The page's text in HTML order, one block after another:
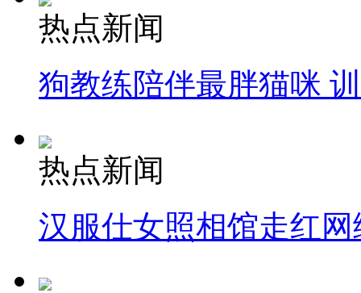
热点新闻
狗教练陪伴最胖猫咪
热点新闻
汉服仕女照相馆走红网